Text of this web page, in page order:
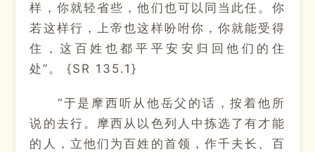
样，你就轻省些，他们也可以同当此任。你
若这样行，上帝也这样吩咐你，你就能受得
住，这百姓也都平平安安归回他们的住
处”。 {SR 135.1}
“于是摩西听从他岳父的话，按着他所
说的去行。摩西从以色列人中拣选了有才能
的人，立他们为百姓的首领，作千夫长、百